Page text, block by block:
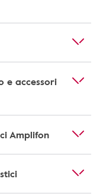
e accessori
Amplifon